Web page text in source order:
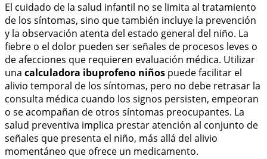
El cuidado de la salud infantil no se limita al tratamiento
de los síntomas, sino que también incluye la prevención
y la observación atenta del estado general del niño. La
fiebre o el dolor pueden ser señales de procesos leves o
de afecciones que requieren evaluación médica. Utilizar
una calculadora ibuprofeno niños puede facilitar el
alivio temporal de los síntomas, pero no debe retrasar la
consulta médica cuando los signos persisten, empeoran
o se acompañan de otros síntomas preocupantes. La
salud preventiva implica prestar atención al conjunto de
señales que presenta el niño, más allá del alivio
momentáneo que ofrece un medicamento.